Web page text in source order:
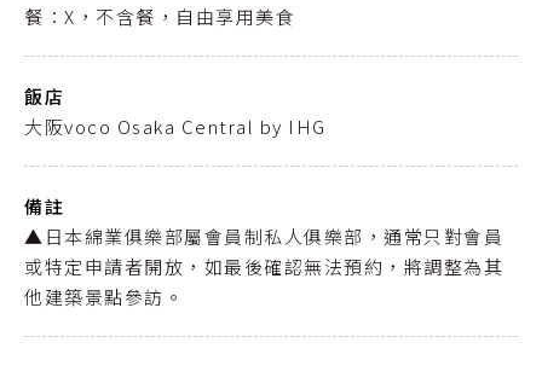
餐：X，不含餐，自由享用美食
飯店
大阪voco Osaka Central by IHG
備註
▲日本綿業俱樂部屬會員制私人俱樂部，通常只對會員
或特定申請者開放，如最後確認無法預約，將調整為其
他建築景點參訪。